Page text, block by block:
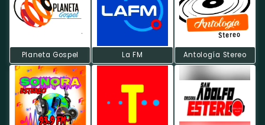
Planeta Gospel La FM Antología Stereo